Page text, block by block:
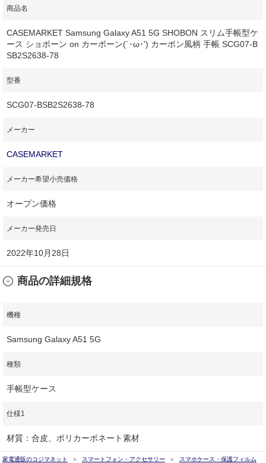
商品名
CASEMARKET Samsung Galaxy A51 5G SHOBON スリム手帳型ケ
ース ショボーン on カーボーン(´･ω･') カーボン風柄 手帳 SCG07-B
SB2S2638-78
型番
SCG07-BSB2S2638-78
メーカー
CASEMARKET
メーカー希望小売価格
オープン価格
メーカー発売日
2022年10月28日
商品の詳細規格
機種
Samsung Galaxy A51 5G
種類
手帳型ケース
仕様1
材質：合皮、ポリカーボネート素材
家電通販のコジマネット スマートフォン・アクセサリー
スマホケース・保護フィルム